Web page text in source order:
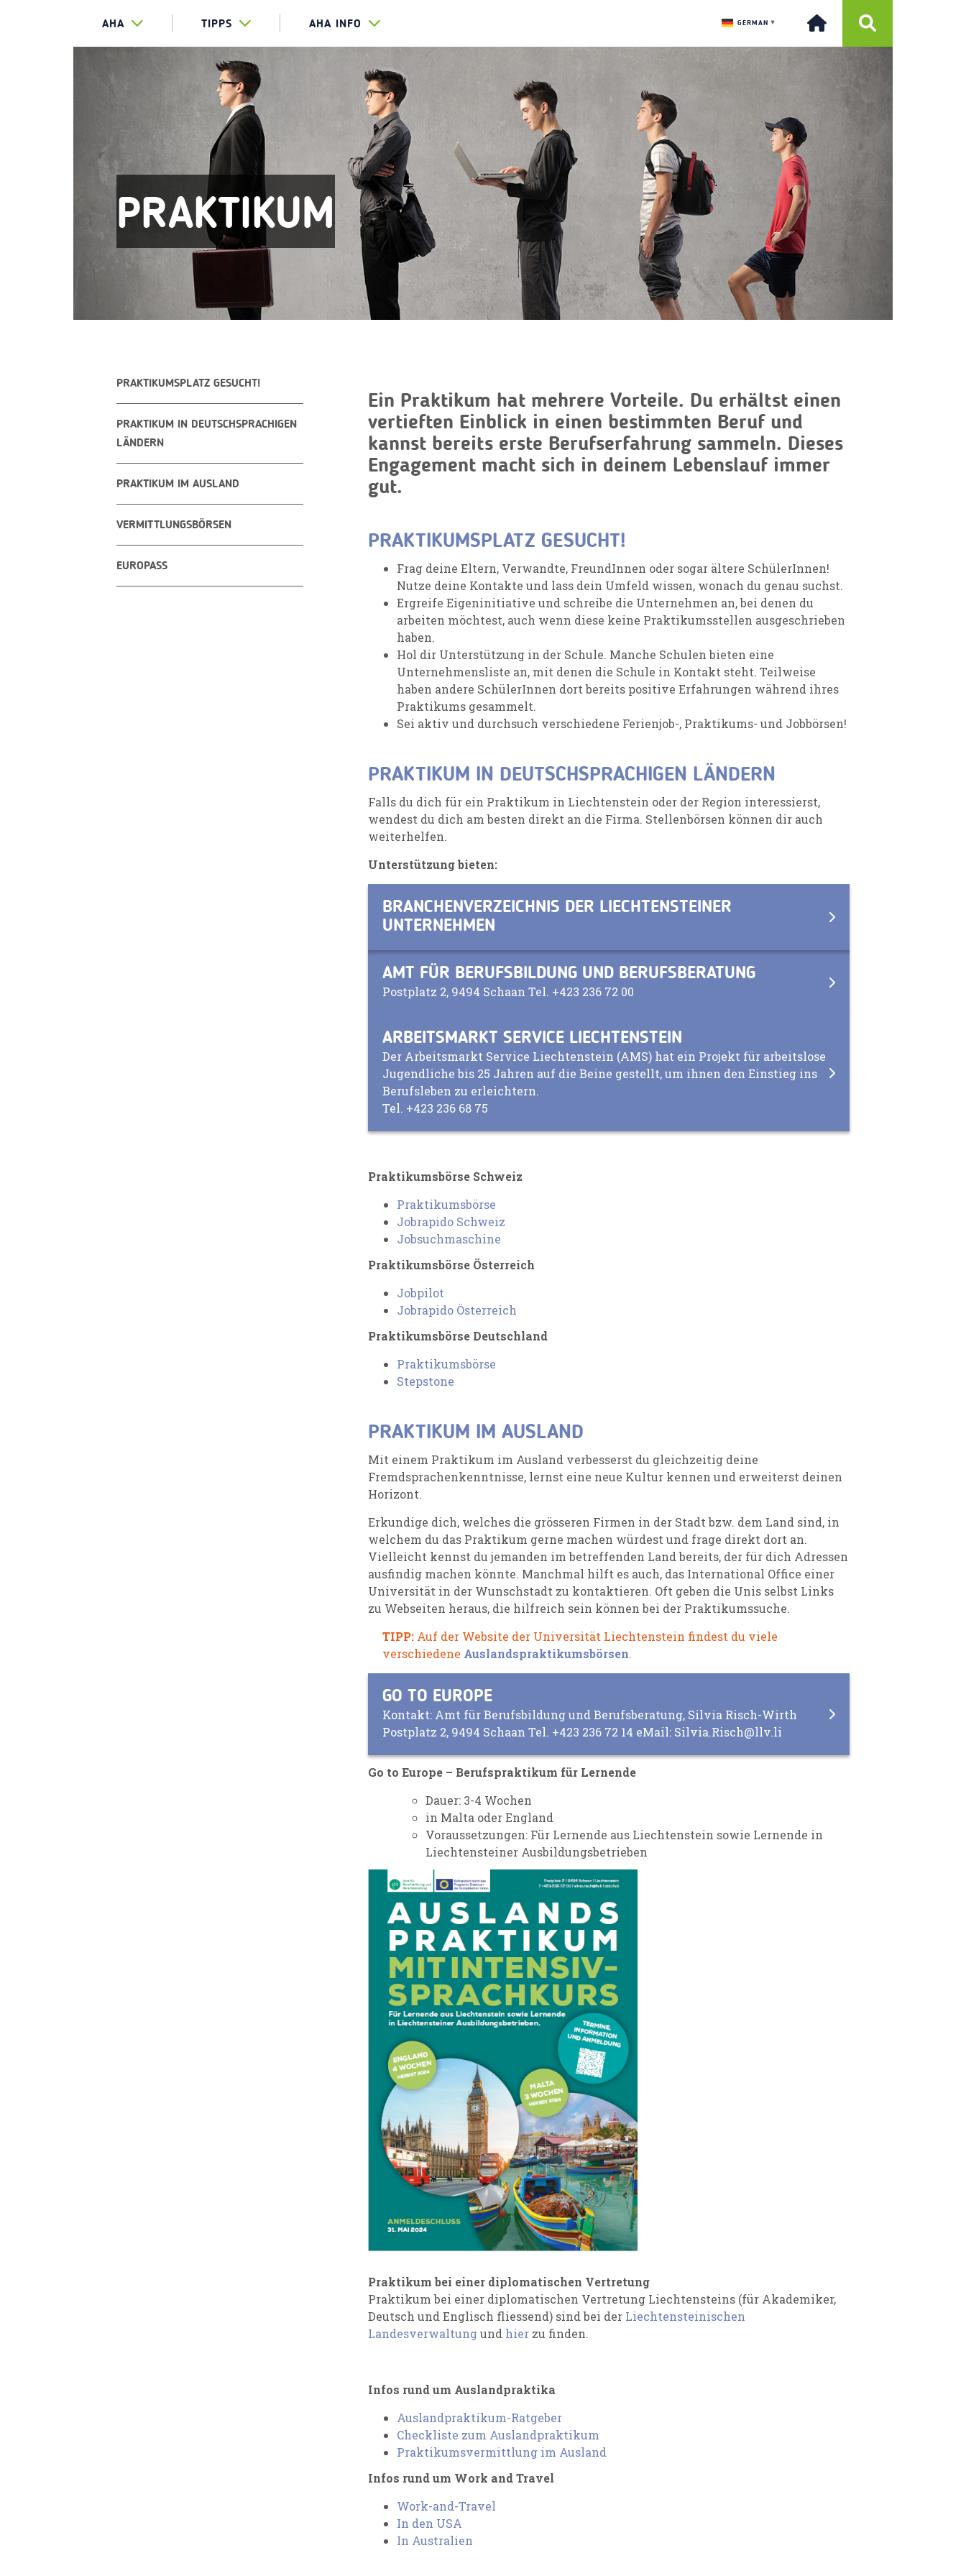
AHA TIPPS AHA INFO GERMAN ▼
PRAKTIKUM
PRAKTIKUMSPLATZ GESUCHT!
PRAKTIKUM IN DEUTSCHSPRACHIGEN
LÄNDERN
PRAKTIKUM IM AUSLAND
VERMITTLUNGSBÖRSEN
EUROPASS
Ein Praktikum hat mehrere Vorteile. Du erhältst einen
vertieften Einblick in einen bestimmten Beruf und
kannst bereits erste Berufserfahrung sammeln. Dieses
Engagement macht sich in deinem Lebenslauf immer
gut.
PRAKTIKUMSPLATZ GESUCHT!
Frag deine Eltern, Verwandte, FreundInnen oder sogar ältere SchülerInnen!
Nutze deine Kontakte und lass dein Umfeld wissen, wonach du genau suchst.
Ergreife Eigeninitiative und schreibe die Unternehmen an, bei denen du
arbeiten möchtest, auch wenn diese keine Praktikumsstellen ausgeschrieben
haben.
Hol dir Unterstützung in der Schule. Manche Schulen bieten eine
Unternehmensliste an, mit denen die Schule in Kontakt steht. Teilweise
haben andere SchülerInnen dort bereits positive Erfahrungen während ihres
Praktikums gesammelt.
Sei aktiv und durchsuch verschiedene Ferienjob-, Praktikums- und Jobbörsen!
PRAKTIKUM IN DEUTSCHSPRACHIGEN LÄNDERN
Falls du dich für ein Praktikum in Liechtenstein oder der Region interessierst,
wendest du dich am besten direkt an die Firma. Stellenbörsen können dir auch
weiterhelfen.
Unterstützung bieten:
BRANCHENVERZEICHNIS DER LIECHTENSTEINER
UNTERNEHMEN
AMT FÜR BERUFSBILDUNG UND BERUFSBERATUNG
Postplatz 2, 9494 Schaan Tel. +423 236 72 00
ARBEITSMARKT SERVICE LIECHTENSTEIN
Der Arbeitsmarkt Service Liechtenstein (AMS) hat ein Projekt für arbeitslose
Jugendliche bis 25 Jahren auf die Beine gestellt, um ihnen den Einstieg ins
Berufsleben zu erleichtern.
Tel. +423 236 68 75
Praktikumsbörse Schweiz
Praktikumsbörse
Jobrapido Schweiz
Jobsuchmaschine
Praktikumsbörse Österreich
Jobpilot
Jobrapido Österreich
Praktikumsbörse Deutschland
Praktikumsbörse
Stepstone
PRAKTIKUM IM AUSLAND
Mit einem Praktikum im Ausland verbesserst du gleichzeitig deine
Fremdsprachenkenntnisse, lernst eine neue Kultur kennen und erweiterst deinen
Horizont.
Erkundige dich, welches die grösseren Firmen in der Stadt bzw. dem Land sind, in
welchem du das Praktikum gerne machen würdest und frage direkt dort an.
Vielleicht kennst du jemanden im betreffenden Land bereits, der für dich Adressen
ausfindig machen könnte. Manchmal hilft es auch, das International Office einer
Universität in der Wunschstadt zu kontaktieren. Oft geben die Unis selbst Links
zu Webseiten heraus, die hilfreich sein können bei der Praktikumssuche.
TIPP: Auf der Website der Universität Liechtenstein findest du viele
verschiedene Auslandspraktikumsbörsen.
GO TO EUROPE
Kontakt: Amt für Berufsbildung und Berufsberatung, Silvia Risch-Wirth
Postplatz 2, 9494 Schaan Tel. +423 236 72 14 eMail: Silvia.Risch@llv.li
Go to Europe – Berufspraktikum für Lernende
Dauer: 3-4 Wochen
in Malta oder England
Voraussetzungen: Für Lernende aus Liechtenstein sowie Lernende in
Liechtensteiner Ausbildungsbetrieben
Praktikum bei einer diplomatischen Vertretung
Praktikum bei einer diplomatischen Vertretung Liechtensteins (für Akademiker,
Deutsch und Englisch fliessend) sind bei der Liechtensteinischen
Landesverwaltungund hier zu finden.
Infos rund um Auslandpraktika
Auslandpraktikum-Ratgeber
Checkliste zum Auslandpraktikum
Praktikumsvermittlung im Ausland
Infos rund um Work and Travel
Work-and-Travel
In den USA
In Australien